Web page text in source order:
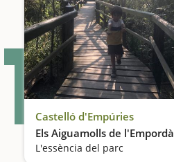
1 Castelló d'Empúries
Els Aiguamolls de l'Empordà
L'essència del parc